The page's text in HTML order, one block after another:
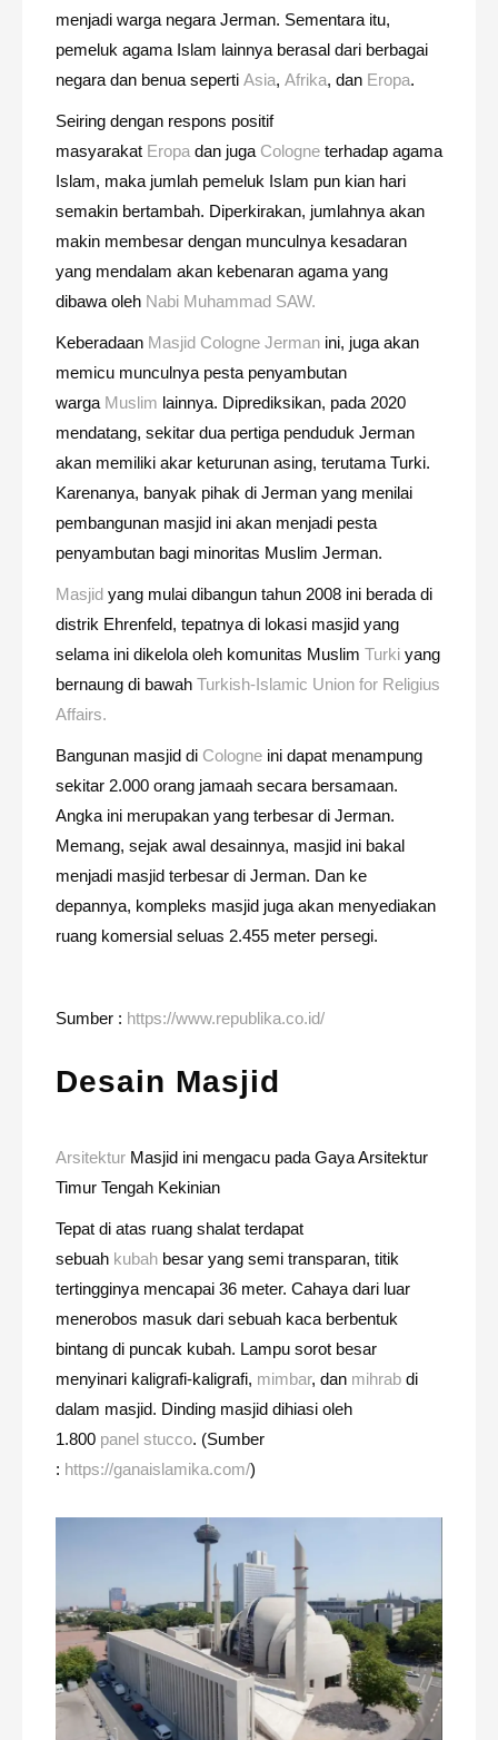
menjadi warga negara Jerman. Sementara itu,
pemeluk agama Islam lainnya berasal dari berbagai
negara dan benua seperti Asia, Afrika, dan Eropa.
Seiring dengan respons positif
masyarakat Eropa dan juga Cologne terhadap agama
Islam, maka jumlah pemeluk Islam pun kian hari
semakin bertambah. Diperkirakan, jumlahnya akan
makin membesar dengan munculnya kesadaran
yang mendalam akan kebenaran agama yang
dibawa oleh Nabi Muhammad SAW.
Keberadaan Masjid Cologne Jerman ini, juga akan
memicu munculnya pesta penyambutan
warga Muslim lainnya. Diprediksikan, pada 2020
mendatang, sekitar dua pertiga penduduk Jerman
akan memiliki akar keturunan asing, terutama Turki.
Karenanya, banyak pihak di Jerman yang menilai
pembangunan masjid ini akan menjadi pesta
penyambutan bagi minoritas Muslim Jerman.
Masjid yang mulai dibangun tahun 2008 ini berada di
distrik Ehrenfeld, tepatnya di lokasi masjid yang
selama ini dikelola oleh komunitas Muslim Turki yang
bernaung di bawah Turkish-Islamic Union for Religius
Affairs.
Bangunan masjid di Cologne ini dapat menampung
sekitar 2.000 orang jamaah secara bersamaan.
Angka ini merupakan yang terbesar di Jerman.
Memang, sejak awal desainnya, masjid ini bakal
menjadi masjid terbesar di Jerman. Dan ke
depannya, kompleks masjid juga akan menyediakan
ruang komersial seluas 2.455 meter persegi.
Sumber : https://www.republika.co.id/
Desain Masjid
Arsitektur Masjid ini mengacu pada Gaya Arsitektur
Timur Tengah Kekinian
Tepat di atas ruang shalat terdapat
sebuah kubah besar yang semi transparan, titik
tertingginya mencapai 36 meter. Cahaya dari luar
menerobos masuk dari sebuah kaca berbentuk
bintang di puncak kubah. Lampu sorot besar
menyinari kaligrafi-kaligrafi, mimbar, dan mihrab di
dalam masjid. Dinding masjid dihiasi oleh
1.800 panel stucco. (Sumber
: https://ganaislamika.com/)